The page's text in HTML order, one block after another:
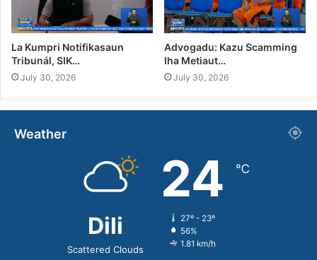
La Kumpri Notifikasaun
Tribunál, SIK…
July 30, 2026
Advogadu: Kazu Scamming
Iha Metiaut…
July 30, 2026
Weather
Dili
Scattered Clouds
24 ℃
27º - 23º
56%
1.81 km/h